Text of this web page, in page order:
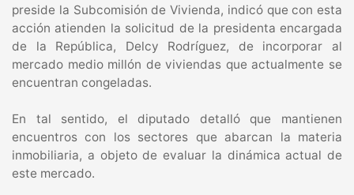
preside la Subcomisión de Vivienda, indicó que con esta
acción atienden la solicitud de la presidenta encargada
de la República, Delcy Rodríguez, de incorporar al
mercado medio millón de viviendas que actualmente se
encuentran congeladas.
En tal sentido, el diputado detalló que mantienen
encuentros con los sectores que abarcan la materia
inmobiliaria, a objeto de evaluar la dinámica actual de
este mercado.